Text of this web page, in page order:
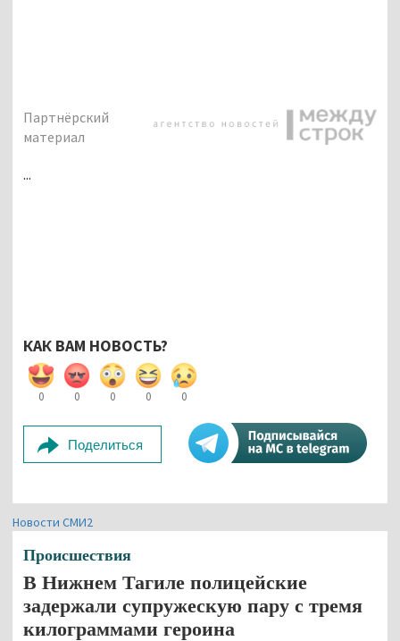
Партнёрский
материал
...
КАК ВАМ НОВОСТЬ?
0 0 0 0 0
Поделиться
Новости СМИ2
Происшествия
В Нижнем Тагиле полицейские
задержали супружескую пару с тремя
килограммами героина